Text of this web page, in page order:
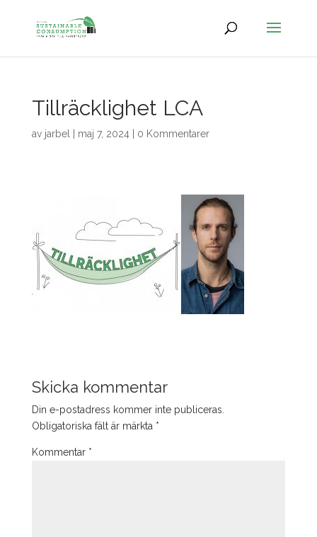
Tillräcklighet LCA
av jarbel maj 7, 2024| 0 Kommentarer
Skicka kommentar
Din e-postadress kommer inte publiceras.
Obligatoriska fält är märkta *
Kommentar *